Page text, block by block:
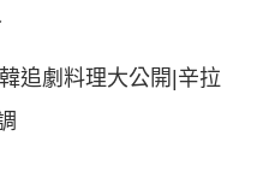
追劇料理大公開|辛拉